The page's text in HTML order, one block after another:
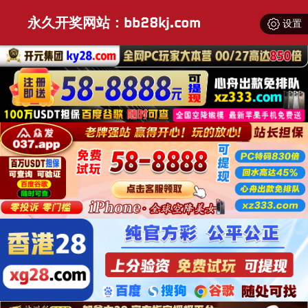
设置
永久开奖网站：bb28kj.com